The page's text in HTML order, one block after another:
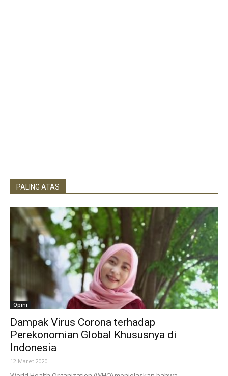
PALING ATAS
Opini
Dampak Virus Corona terhadap
Perekonomian Global Khususnya di
Indonesia
12 Maret 2020